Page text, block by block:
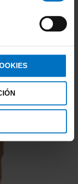
cobertura
cómoda,
que estilice
Freya